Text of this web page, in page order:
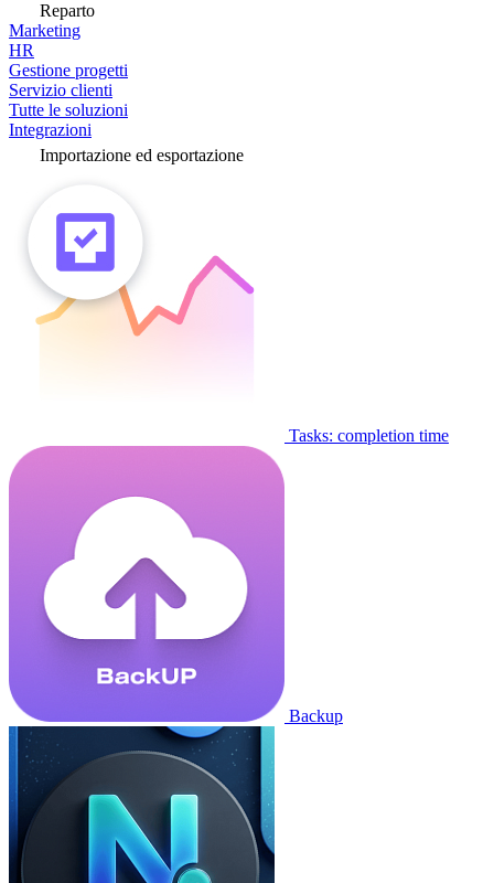
Reparto
Marketing
HR
Gestione progetti
Servizio clienti
Tutte le soluzioni
Integrazioni
Importazione ed esportazione
Tasks: completion time
Backup